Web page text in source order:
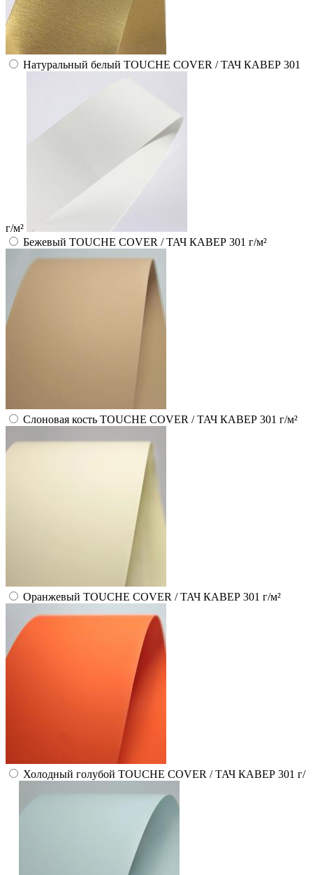
Натуральный белый TOUCHE COVER / ТАЧ КАВЕР 301
г/м²
Бежевый TOUCHE COVER / ТАЧ КАВЕР 301 г/м²
Слоновая кость TOUCHE COVER / ТАЧ КАВЕР 301 г/м²
Оранжевый TOUCHE COVER / ТАЧ КАВЕР 301 г/м²
Холодный голубой TOUCHE COVER / ТАЧ КАВЕР 301 г/